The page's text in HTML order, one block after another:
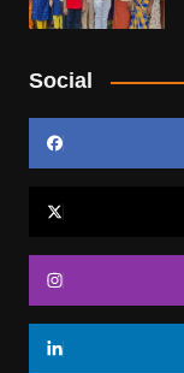
Social